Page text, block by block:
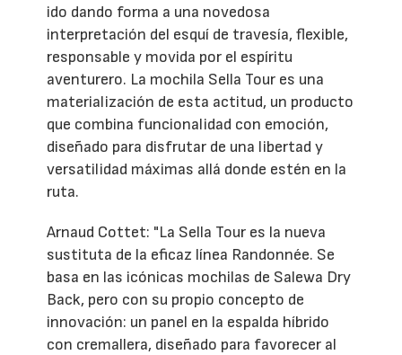
ido dando forma a una novedosa
interpretación del esquí de travesía, flexible,
responsable y movida por el espíritu
aventurero. La mochila Sella Tour es una
materialización de esta actitud, un producto
que combina funcionalidad con emoción,
diseñado para disfrutar de una libertad y
versatilidad máximas allá donde estén en la
ruta.
Arnaud Cottet: "La Sella Tour es la nueva
sustituta de la eficaz línea Randonnée. Se
basa en las icónicas mochilas de Salewa Dry
Back, pero con su propio concepto de
innovación: un panel en la espalda híbrido
con cremallera, diseñado para favorecer al